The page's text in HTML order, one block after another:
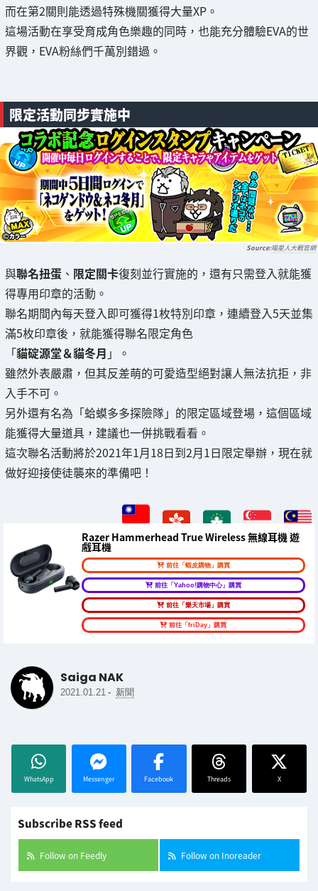
而在第2關則能透過特殊機關獲得大量XP。
這場活動在享受育成角色樂趣的同時，也能充分體驗EVA的世
界觀，EVA粉絲們千萬別錯過。
限定活動同步實施中
喵星人大戰官網
與聯名扭蛋 、 限定關卡復刻並行實施的，還有只需登入就能獲
得專用印章的活動。
聯名期間內每天登入即可獲得1枚特別印章，連續登入5天並集
滿5枚印章後，就能獲得聯名限定角色
「貓碇源堂＆貓冬月 」。
雖然外表嚴肅，但其反差萌的可愛造型絕對讓人無法抗拒，非
入手不可。
另外還有名為「蛤蟆多多探險隊」的限定區域登場，這個區域
能獲得大量道具，建議也一併挑戰看看。
這次聯名活動將於2021年1月18日到2月1日限定舉辦，現在就
做好迎接使徒襲來的準備吧！
Razer Hammerhead True Wireless 無線耳機 遊
戲耳機
前往「蝦皮購物」購買
前往「Yahoo!購物中心」購買
前往「樂天市場」購買
前往「friDay」購買
Saiga NAK
2021.01.21 - 新聞
WhatsApp Messenger Facebook Threads X
Subscribe RSS feed
Follow on Feedly Follow on Inoreader